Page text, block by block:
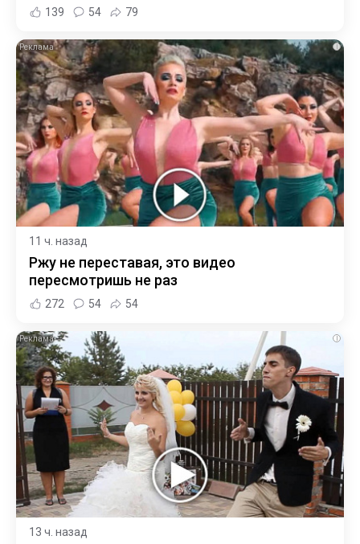
139 54 79
i
11 ч. назад
Ржу не переставая, это видео
пересмотришь не раз
272 54 54
i
13 ч. назад